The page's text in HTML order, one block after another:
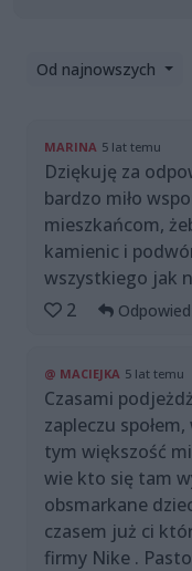
Od najnowszych
MARINA 5 lat temu
Dziękuję za
bardzo miło
mieszkańcom,
kamienic i
wszystkiego jak
2
@ MACIEJKA 5 lat temu
Czasami
zapleczu
tym większość
wie kto się tam
obsmarkane
czasem już ci
firmy Nike .